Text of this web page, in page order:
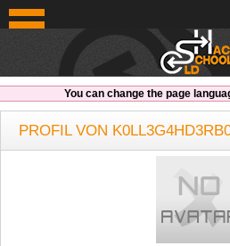
OldSchoolHack
You can change the page
PROFIL VON